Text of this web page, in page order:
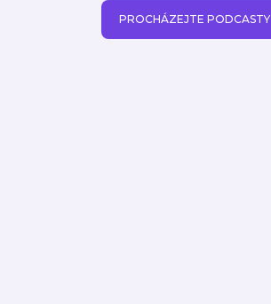
PROCHÁZEJTE PODCASTY